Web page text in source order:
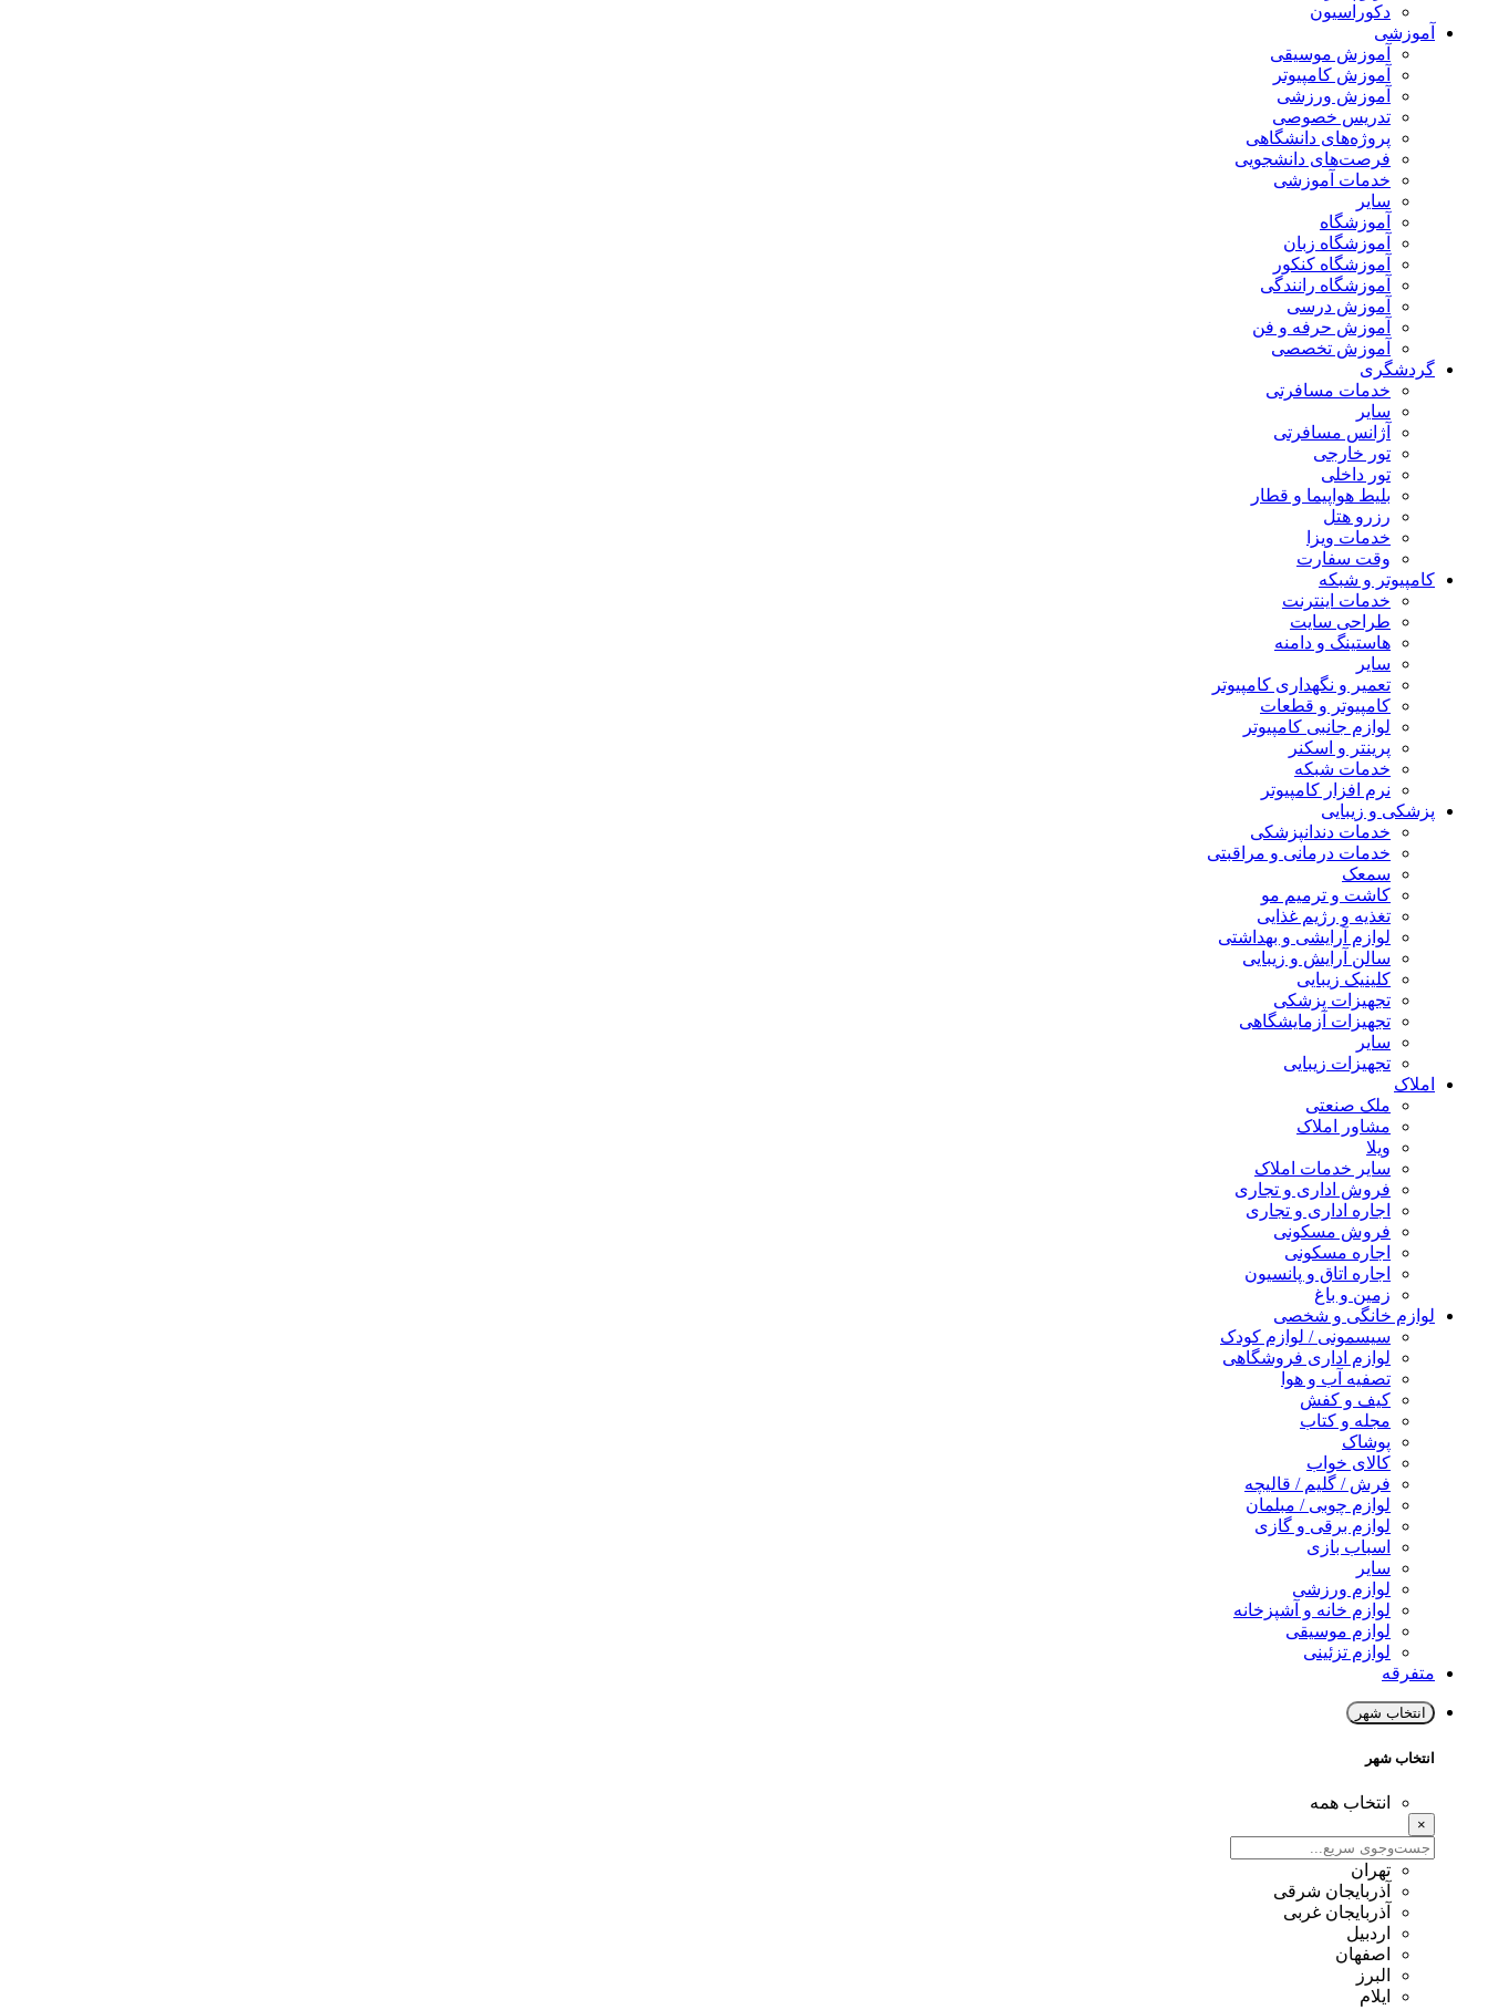
دکوراسیون
آموزشی
آموزش موسیقی
آموزش کامپیوتر
آموزش ورزشی
تدریس خصوصی
پروژه‌های دانشگاهی
فرصت‌های دانشجویی
خدمات آموزشی
سایر
آموزشگاه
آموزشگاه زبان
آموزشگاه کنکور
آموزشگاه رانندگی
آموزش درسی
آموزش حرفه و فن
آموزش تخصصی
گردشگری
خدمات مسافرتی
سایر
آژانس مسافرتی
تور خارجی
تور داخلی
بلیط هواپیما و قطار
رزرو هتل
خدمات ویزا
وقت سفارت
کامپیوتر و شبکه
خدمات اینترنت
طراحی سایت
هاستینگ و دامنه
سایر
تعمیر و نگهداری کامپیوتر
کامپیوتر و قطعات
لوازم جانبی کامپیوتر
پرینتر و اسکنر
خدمات شبکه
نرم افزار کامپیوتر
پزشکی و زیبایی
خدمات دندانپزشکی
خدمات درمانی و مراقبتی
سمعک
کاشت و ترمیم مو
تغذیه و رژیم غذایی
لوازم آرایشی و بهداشتی
سالن آرایش و زیبایی
کلینیک زیبایی
تجهیزات پزشکی
تجهیزات آزمایشگاهی
سایر
تجهیزات زیبایی
املاک
ملک صنعتی
مشاور املاک
ویلا
سایر خدمات املاک
فروش اداری و تجاری
اجاره اداری و تجاری
فروش مسکونی
اجاره مسکونی
اجاره اتاق و پانسیون
زمین و باغ
لوازم خانگی و شخصی
سیسمونی / لوازم کودک
لوازم اداری فروشگاهی
تصفیه آب و هوا
کیف و کفش
مجله و کتاب
پوشاک
کالای خواب
فرش / گلیم / قالیچه
لوازم چوبی / مبلمان
لوازم برقی و گازی
اسباب بازی
سایر
لوازم ورزشی
لوازم خانه و آشپزخانه
لوازم موسیقی
لوازم تزئینی
متفرقه
انتخاب شهر
انتخاب شهر
انتخاب همه
×
تهران
آذربایجان شرقی
آذربایجان غربی
اردبیل
اصفهان
البرز
ایلام